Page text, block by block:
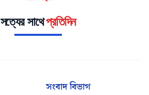
সত্যের সাথেপ্রতিদিন
সংবাদ বিভাগ